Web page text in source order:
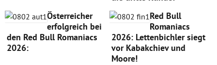
Österreicher
erfolgreich bei
den Red Bull Romaniacs
2026:
Red Bull
Romaniacs
2026: Lettenbichler siegt
vor Kabakchiev und
Moore!